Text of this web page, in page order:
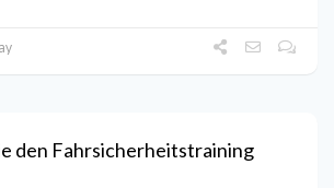
den Fahrsicherheitstraining